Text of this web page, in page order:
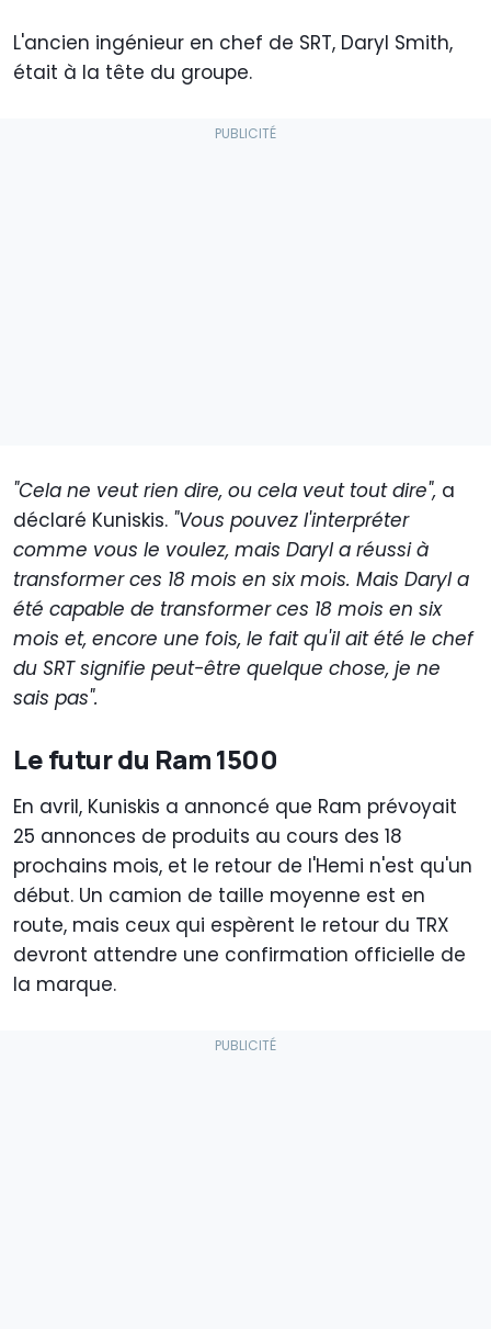
L'ancien ingénieur en chef de SRT, Daryl Smith,
était à la tête du groupe.
"Cela ne veut rien dire, ou cela veut tout dire", a
déclaré Kuniskis. "Vous pouvez l'interpréter
comme vous le voulez, mais Daryl a réussi à
transformer ces 18 mois en six mois. Mais Daryl a
été capable de transformer ces 18 mois en six
mois et, encore une fois, le fait qu'il ait été le chef
du SRT signifie peut-être quelque chose, je ne
sais pas".
Le futur du Ram 1500
En avril, Kuniskis a annoncé que Ram prévoyait
25 annonces de produits au cours des 18
prochains mois, et le retour de l'Hemi n'est qu'un
début. Un camion de taille moyenne est en
route, mais ceux qui espèrent le retour du TRX
devront attendre une confirmation officielle de
la marque.